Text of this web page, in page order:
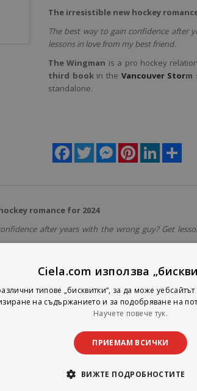
The irresistible new hockey
The best way to gain confidence after
lessons in love from my best friend.
The Wingman is a pro hockey
third bookin the Vancouver Storm
standalone.
Facebook
Twitter MessengerPinterestLinkedIn
romance for 2024
after years with the wrong guy? Get
player, but convinces me to practice with him...
bounds of friendship.
a player is no attachments, but when Hayden
waiting for me all along.
Ciela.com използва
типове „бисквитки“, за да може
на съдържанието и за подобряване на
Научете повече тук.
ПРИЕМАМ ВСИЧКИ
ВИЖТЕ ПОДРОБНОСТИТЕ